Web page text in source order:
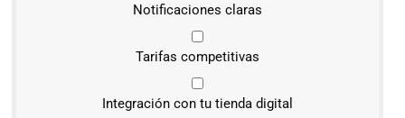
Notificaciones claras
Tarifas competitivas
Integración con tu tienda digital